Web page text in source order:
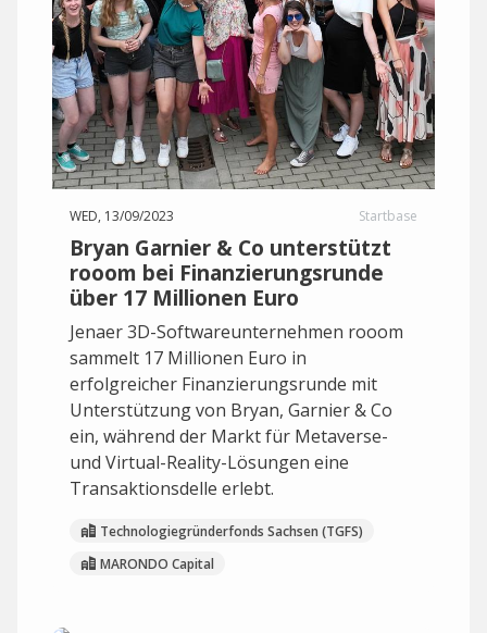
WED, 13/09/2023 Startbase
Bryan Garnier & Co unterstützt
rooom bei Finanzierungsrunde
über 17 Millionen Euro
Jenaer 3D-Softwareunternehmen rooom
sammelt 17 Millionen Euro in
erfolgreicher Finanzierungsrunde mit
Unterstützung von Bryan, Garnier & Co
ein, während der Markt für Metaverse-
und Virtual-Reality-Lösungen eine
Transaktionsdelle erlebt.
Technologiegründerfonds Sachsen (TGFS)
MARONDO Capital